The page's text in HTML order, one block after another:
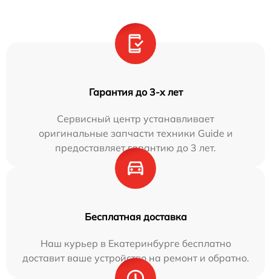
Гарантия до 3-х лет
Сервисный центр устанавливает
оригинальные запчасти техники Guide и
предоставляет гарантию до 3 лет.
Бесплатная доставка
Наш курьер в Екатеринбурге бесплатно
доставит ваше устройство на ремонт и обратно.